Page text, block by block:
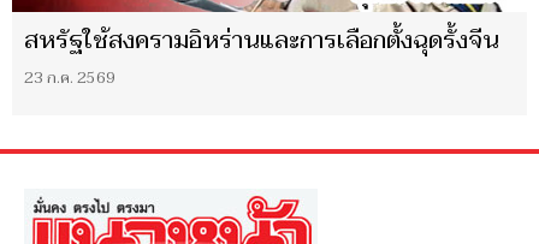
สหรัฐใช้สงครามอิหร่านและการเลือกตั้งฉุดรั้งจีน
23 ก.ค. 2569